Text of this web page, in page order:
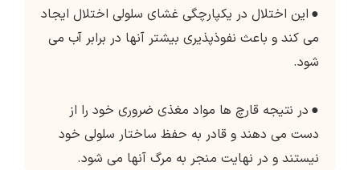
● این اختلال در یکپارچگی غشای سلولی اختلال ایجاد
می کند و باعث نفوذپذیری بیشتر آنها در برابر آب می
شود.
● در نتیجه قارچ ها مواد مغذی ضروری خود را از
دست می دهند و قادر به حفظ ساختار سلولی خود
نیستند و در نهایت منجر به مرگ آنها می شود.